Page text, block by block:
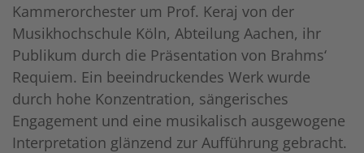
Kammerorchester um Prof. Keraj von der
Musikhochschule Köln, Abteilung Aachen, ihr
Publikum durch die Präsentation von Brahms‘
Requiem. Ein beeindruckendes Werk wurde
durch hohe Konzentration, sängerisches
Engagement und eine musikalisch ausgewogene
Interpretation glänzend zur Aufführung gebracht.